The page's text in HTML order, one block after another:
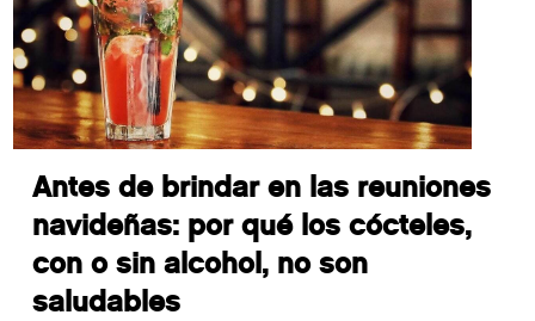
Antes de brindar en las reuniones
navideñas: por qué los cócteles,
con o sin alcohol, no son
saludables